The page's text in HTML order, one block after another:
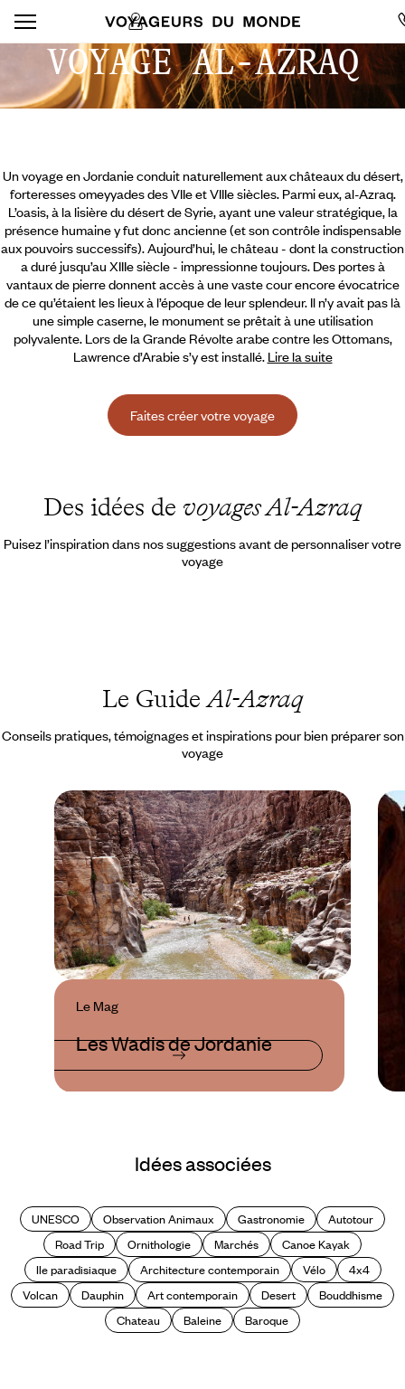
VOYAGE AL-AZRAQ
Un voyage en Jordanie conduit naturellement aux châteaux du désert,
forteresses omeyyades des VIIe et VIIIe siècles. Parmi eux, al-Azraq.
L’oasis, à la lisière du désert de Syrie, ayant une valeur stratégique, la
présence humaine y fut donc ancienne (et son contrôle indispensable
aux pouvoirs successifs). Aujourd’hui, le château - dont la construction
a duré jusqu’au XIIIe siècle - impressionne toujours. Des portes à
vantaux de pierre donnent accès à une vaste cour encore évocatrice
de ce qu’étaient les lieux à l’époque de leur splendeur. Il n’y avait pas là
une simple caserne, le monument se prêtait à une utilisation
polyvalente. Lors de la Grande Révolte arabe contre les Ottomans,
Lawrence d’Arabie s’y est installé. Lire la suite
Faites créer votre voyage
Des idées de voyages Al-Azraq
Puisez l’inspiration dans nos suggestions avant de personnaliser votre
voyage
Le GuideAl-Azraq
Conseils pratiques, témoignages et inspirations pour bien préparer son
voyage
Le Mag
Les Wadis de Jordanie
Idées associées
UNESCO Observation Animaux Gastronomie
Autotour
Road Trip
Ornithologie Marchés
Canoe Kayak
Ile paradisiaque
Architecture contemporain Vélo
4x4
Volcan
Dauphin Art contemporain Desert
Bouddhisme
Chateau
Baleine Baroque